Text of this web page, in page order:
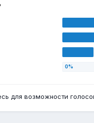
для возможности